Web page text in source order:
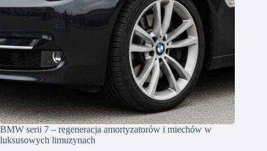
BMW serii 7 – regeneracja amortyzatorów i miechów w
luksusowych limuzynach